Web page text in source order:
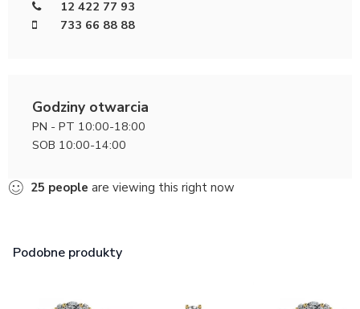
12 422 77 93
733 66 88 88
Godziny otwarcia
PN - PT 10:00-18:00
SOB 10:00-14:00
25 people are viewing this right now
Podobne produkty